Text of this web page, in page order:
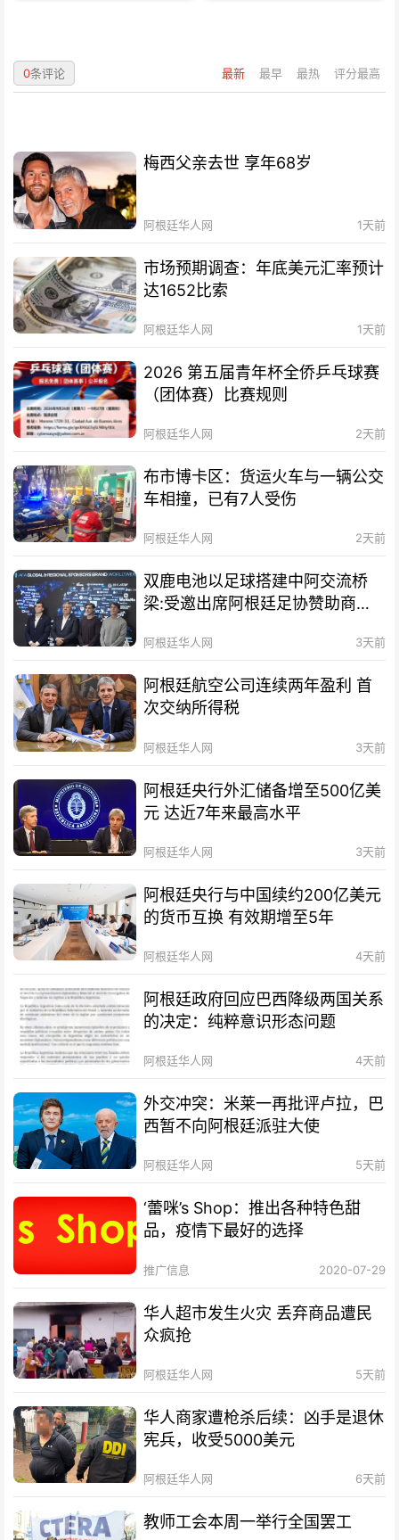
最新 最早 最热 评分最高
0条评论
梅西父亲去世 享年68岁
阿根廷华人网 1天前
市场预期调查：年底美元汇率预计
达1652比索
阿根廷华人网 1天前
2026 第五届青年杯全侨乒乓球赛
（团体赛）比赛规则
阿根廷华人网 2天前
布市博卡区：货运火车与一辆公交
车相撞，已有7人受伤
阿根廷华人网 2天前
双鹿电池以足球搭建中阿交流桥
梁:受邀出席阿根廷足协赞助商招
阿根廷华人网 3天前
阿根廷航空公司连续两年盈利 首
次交纳所得税
阿根廷华人网 3天前
阿根廷央行外汇储备增至500亿美
元 达近7年来最高水平
阿根廷华人网 3天前
阿根廷央行与中国续约200亿美元
的货币互换 有效期增至5年
阿根廷华人网 4天前
阿根廷政府回应巴西降级两国关系
的决定：纯粹意识形态问题
阿根廷华人网 4天前
外交冲突：米莱一再批评卢拉，巴
西暂不向阿根廷派驻大使
阿根廷华人网 5天前
‘蕾咪’s Shop：推出各种特色甜
品，疫情下最好的选择
推广信息 2020-07-29
华人超市发生火灾 丢弃商品遭民
众疯抢
阿根廷华人网 5天前
华人商家遭枪杀后续：凶手是退休
宪兵，收受5000美元
阿根廷华人网 6天前
教师工会本周一举行全国罢工